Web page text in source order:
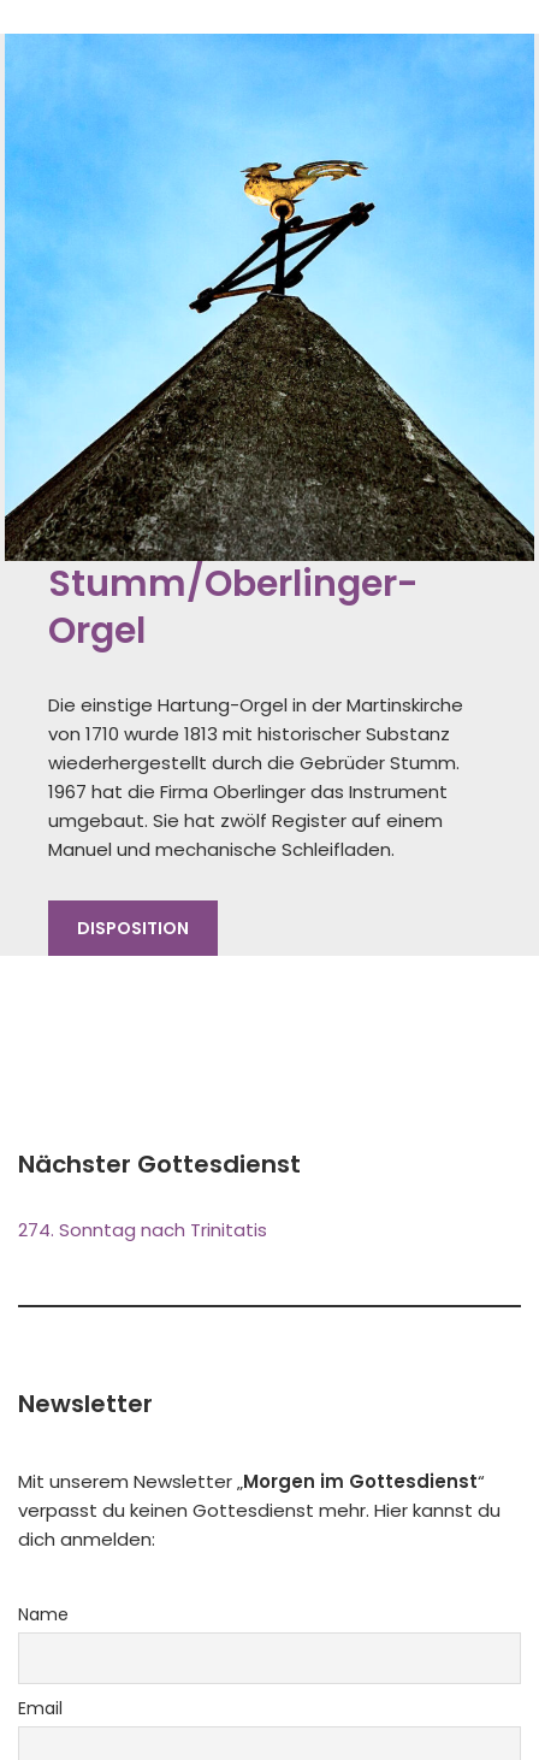
Stumm/Oberlinger-
Orgel
Die einstige Hartung-Orgel in der Martinskirche
von 1710 wurde 1813 mit historischer Substanz
wiederhergestellt durch die Gebrüder Stumm.
1967 hat die Firma Oberlinger das Instrument
umgebaut. Sie hat zwölf Register auf einem
Manuel und mechanische Schleifladen.
DISPOSITION
Nächster Gottesdienst
274. Sonntag nach Trinitatis
Newsletter
Mit unserem Newsletter „Morgen im Gottesdienst“
verpasst du keinen Gottesdienst mehr. Hier kannst du
dich anmelden:
Name
Email